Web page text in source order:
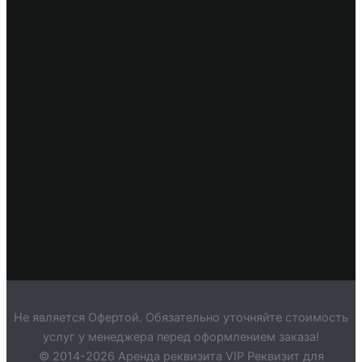
Не является Офертой. Обязательно уточняйте стоимость
услуг у менеджера перед оформлением заказа!
© 2014-2026 Аренда реквизита VIP Реквизит для